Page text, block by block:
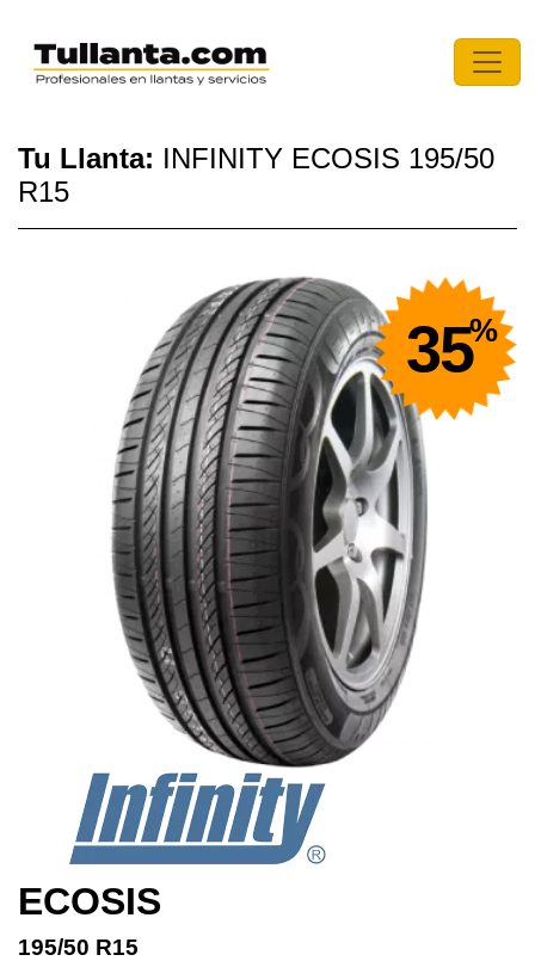
Tu Llanta: INFINITY ECOSIS 195/50
R15
35%
ECOSIS
195/50 R15